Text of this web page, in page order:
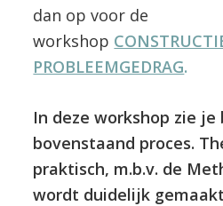
dan op voor de
workshop
PROBLEEMGEDRAG.
In deze workshop zie je
bovenstaand proces.
praktisch, m.b.v. de
wordt duidelijk